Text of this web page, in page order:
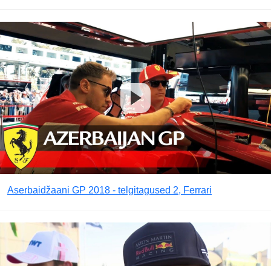
Aserbaidžaani GP 2018 - telgitagused 2, Ferrari